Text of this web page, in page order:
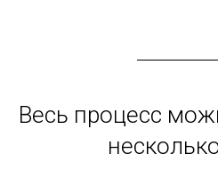
Весь процесс